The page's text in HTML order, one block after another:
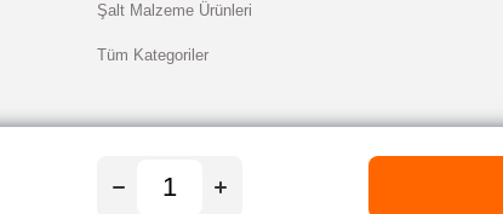
Şalt Malzeme Ürünleri
Tüm Kategoriler
ile korunmaktadır.